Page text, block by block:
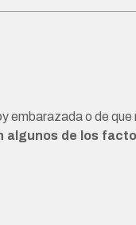
embarazada o de que
algunos de los